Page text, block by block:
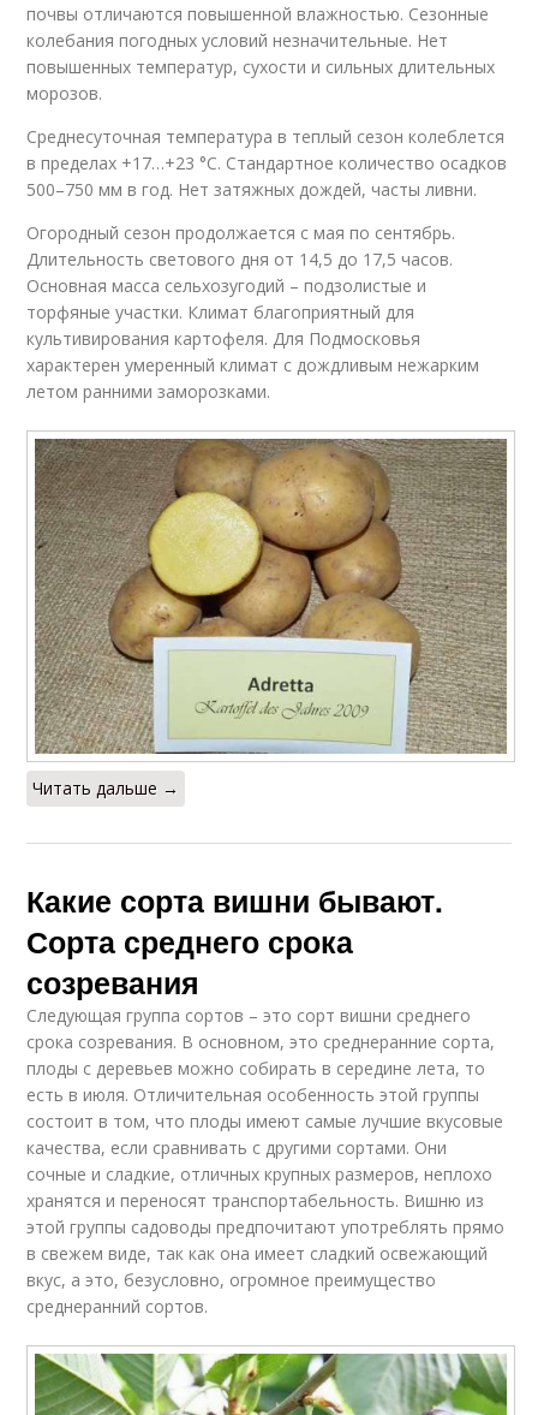
почвы отличаются повышенной влажностью. Сезонные
колебания погодных условий незначительные. Нет
повышенных температур, сухости и сильных длительных
морозов.
Среднесуточная температура в теплый сезон колеблется
в пределах +17…+23 °C. Стандартное количество осадков
500–750 мм в год. Нет затяжных дождей, часты ливни.
Огородный сезон продолжается с мая по сентябрь.
Длительность светового дня от 14,5 до 17,5 часов.
Основная масса сельхозугодий – подзолистые и
торфяные участки. Климат благоприятный для
культивирования картофеля. Для Подмосковья
характерен умеренный климат с дождливым нежарким
летом ранними заморозками.
Читать дальше →
Какие сорта вишни бывают.
Сорта среднего срока
созревания
Следующая группа сортов – это сорт вишни среднего
срока созревания. В основном, это среднеранние сорта,
плоды с деревьев можно собирать в середине лета, то
есть в июля. Отличительная особенность этой группы
состоит в том, что плоды имеют самые лучшие вкусовые
качества, если сравнивать с другими сортами. Они
сочные и сладкие, отличных крупных размеров, неплохо
хранятся и переносят транспортабельность. Вишню из
этой группы садоводы предпочитают употреблять прямо
в свежем виде, так как она имеет сладкий освежающий
вкус, а это, безусловно, огромное преимущество
среднеранний сортов.